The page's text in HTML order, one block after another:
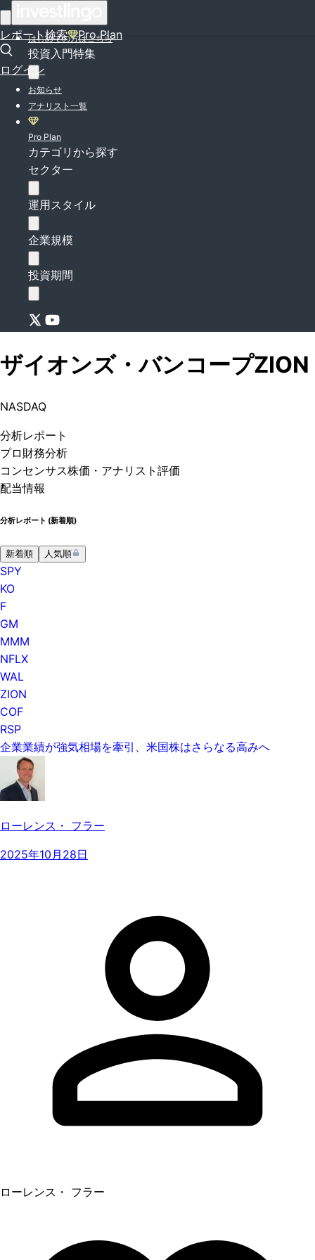
レポート検索 Pro Plan
ログイン
はじめての方はこちら
投資入門特集
お知らせ
アナリスト一覧
Pro Plan
カテゴリから探す
セクター
運用スタイル
企業規模
投資期間
ザイオンズ・バンコープZION
NASDAQ
分析レポート
プロ 財務分析
コンセンサス株価 ・アナリスト評価
配当情報
分析レポート (新着順)
新着順 人気順
SPY
KO
F
GM
MMM
NFLX
WAL
ZION
COF
RSP
企業業績が強気相場を牽引、米国株はさらなる高みへ
ローレンス・ フラー
2025年10月28日
ローレンス・ フラー